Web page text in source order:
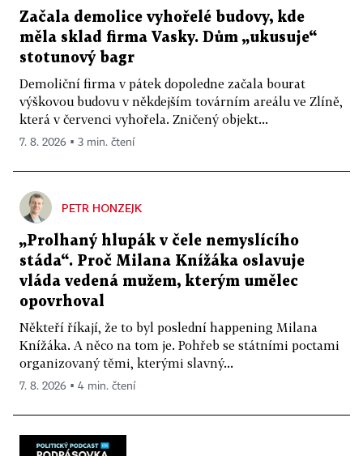
Začala demolice vyhořelé budovy, kde
měla sklad firma Vasky. Dům „ukusuje“
stotunový bagr
Demoliční firma v pátek dopoledne začala bourat
výškovou budovu v někdejším továrním areálu ve Zlíně,
která v červenci vyhořela. Zničený objekt...
7. 8. 2026 ▪ 3 min. čtení
PETR HONZEJK
„Prolhaný hlupák v čele nemyslícího
stáda“. Proč Milana Knížáka oslavuje
vláda vedená mužem, kterým umělec
opovrhoval
Někteří říkají, že to byl poslední happening Milana
Knížáka. A něco na tom je. Pohřeb se státními poctami
organizovaný těmi, kterými slavný...
7. 8. 2026 ▪ 4 min. čtení